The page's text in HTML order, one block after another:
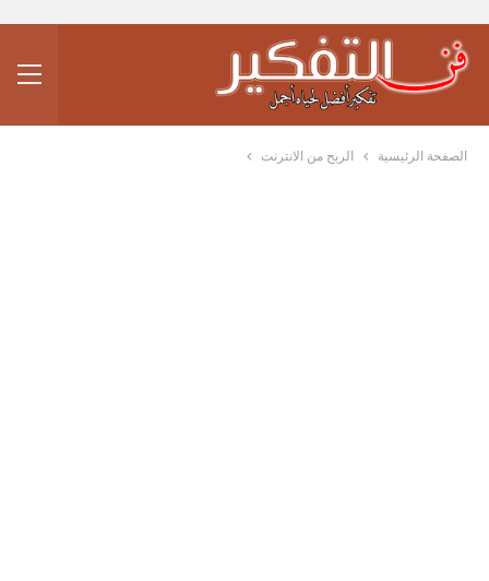
الصفحة الرئيسية الربح من الانترنت